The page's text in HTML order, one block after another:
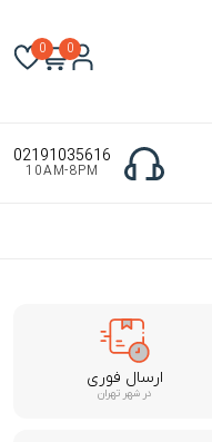
0
0
02191035616
10AM-8PM
ارسال فوری
در شهر تهران